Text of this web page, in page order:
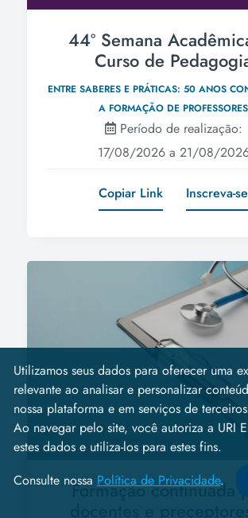
44º Semana
Curso de
ENTRE SABERES E PRÁTICAS: 50 ANOS
A FORMAÇÃO DE PROFESSORES
Período de realização:
17/08/2026 a 21/08/
Copiar Link Inscreva-se
Formação continuada
Utilizamos seus dados para oferecer uma
relevante ao analisar e personalizar
nossa plataforma e em serviços de
Ao navegar pelo site, você autoriza a URI
estes dados e utiliza-los para estes fins.
Consulte nossa Política de Privacidade.